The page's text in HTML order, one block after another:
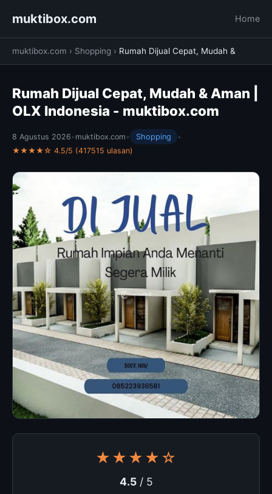
muktibox.com Home
muktibox.com › Shopping › Rumah Dijual Cepat, Mudah &
Rumah Dijual Cepat, Mudah & Aman |
OLX Indonesia - muktibox.com
8 Agustus 2026 • muktibox.com • Shopping
•
★★★★☆ 4.5/5 (417515 ulasan)
★★★★☆
4.5/ 5